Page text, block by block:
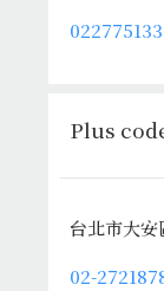
Plus
台北市大
02-